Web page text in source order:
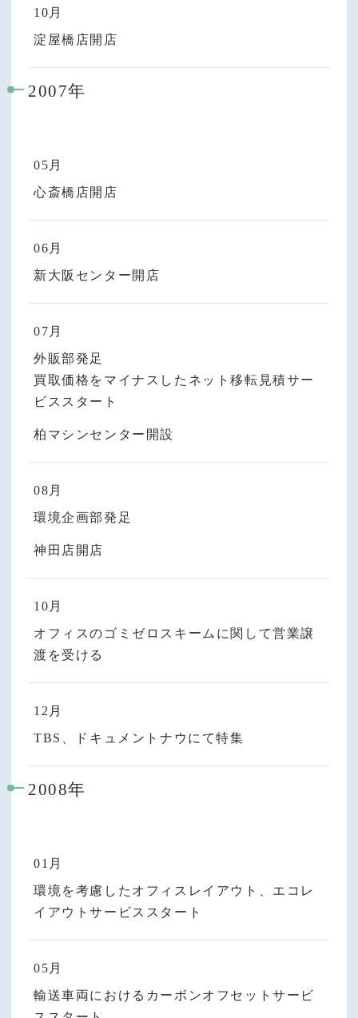
10月
淀屋橋店開店
2007年
05月
心斎橋店開店
06月
新大阪センター開店
07月
外販部発足
買取価格をマイナスしたネット移転見積サー
ビススタート
柏マシンセンター開設
08月
環境企画部発足
神田店開店
10月
オフィスのゴミゼロスキームに関して営業譲
渡を受ける
12月
TBS、ドキュメントナウにて特集
2008年
01月
環境を考慮したオフィスレイアウト、エコレ
イアウトサービススタート
05月
輸送車両におけるカーボンオフセットサービ